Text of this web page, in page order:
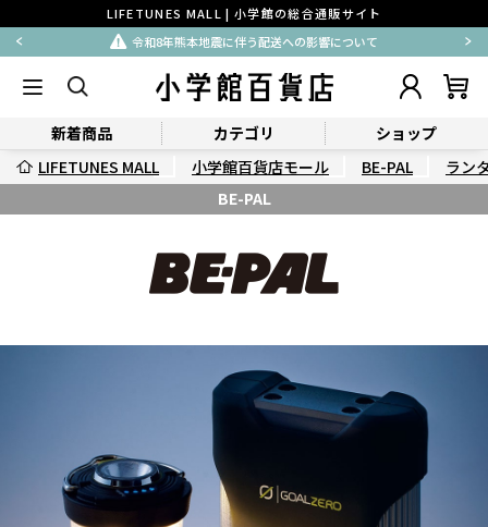
LIFETUNES MALL | 小学館の総合通販サイト
令和8年熊本地震に伴う配送への影響について
新着商品 カテゴリ
ショップ
LIFETUNES MALL
小学館百貨店モール BE-PAL
ラン
BE-PAL